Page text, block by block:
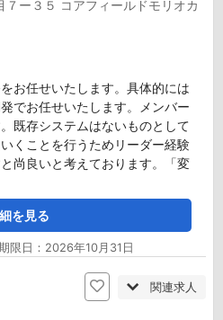
ー３５ コアフィールドモリオカ
お任せいたします。具体的には
でお任せいたします。メンバー
既存システムはないものとして
くことを行うためリーダー経験
尚良いと考えております。「変
を見る
日：2026年10月31日
関連求人